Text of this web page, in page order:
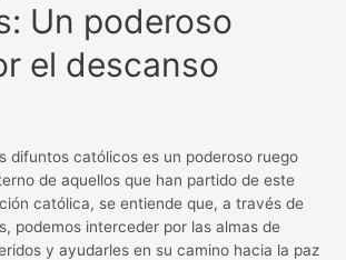
Un poderoso
el descanso
difuntos católicos es un poderoso ruego
de aquellos que han partido de este
católica, se entiende que, a través de
podemos interceder por las almas de
y ayudarles en su camino hacia la paz